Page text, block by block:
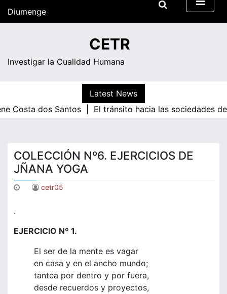
Diumenge
CETR
Investigar la Cualidad Humana
Latest News
dos Santos |El tránsito hacia las sociedades de
COLECCIÓN Nº6. EJERCICIOS DE
JÑANA YOGA
cetr05
.
EJERCICIO Nº 1.
El ser de la mente es vagar
en casa y en el ancho mundo;
tantea por dentro y por fuera,
desde recuerdos y proyectos,